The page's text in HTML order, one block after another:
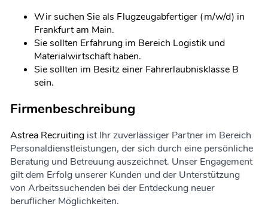
Wir suchen Sie als Flugzeugabfertiger (m/w/d) in
Frankfurt am Main.
Sie sollten Erfahrung im Bereich Logistik und
Materialwirtschaft haben.
Sie sollten im Besitz einer Fahrerlaubnisklasse B
sein.
Firmenbeschreibung
Astrea Recruiting ist Ihr zuverlässiger Partner im Bereich
Personaldienstleistungen, der sich durch eine persönliche
Beratung und Betreuung auszeichnet. Unser Engagement
gilt dem Erfolg unserer Kunden und der Unterstützung
von Arbeitssuchenden bei der Entdeckung neuer
beruflicher Möglichkeiten.